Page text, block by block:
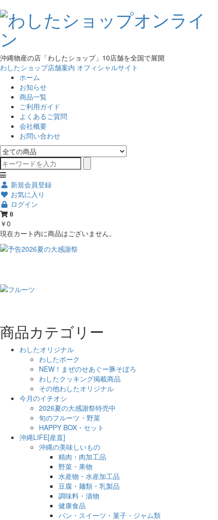
沖縄物産の店「わしたショップ」10店舗を全国で展開
わしたショップ店舗案内 オフィシャルサイト
ホーム
お知らせ
商品一覧
ご利用ガイド
よくあるご質問
会社概要
お問い合わせ
新規会員登録
お気に入り
ログイン
0
￥0
現在カート内に商品はございません。
商品カテゴリー
わしたオリジナル
わしたポーク
NEW！まぜのせあぐー豚そぼろ
わしたクッキング掲載商品
その他わしたオリジナル
今月のイチオシ
2026夏の大感謝祭特売中
旬のフルーツ・野菜
HAPPY BOX・セット
沖縄LIFE[産直]
沖縄の美味しいもの
精肉・肉加工品
野菜・果物
水産物・水産加工品
豆腐・麺類・乳製品
調味料・漬物
健康食品
パン・スイーツ・菓子・ジャム類